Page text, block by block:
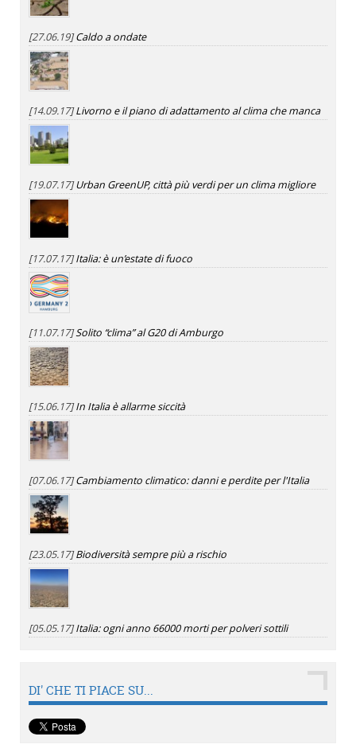
[27.06.19]Caldo a ondate
[14.09.17]Livorno e il piano di adattamento al clima che manca
[19.07.17]Urban GreenUP, città più verdi per un clima migliore
[17.07.17]Italia: è un’estate di fuoco
[11.07.17]Solito “clima” al G20 di Amburgo
[15.06.17]In Italia è allarme siccità
[07.06.17]Cambiamento climatico: danni e perdite per l'Italia
[23.05.17]Biodiversità sempre più a rischio
[05.05.17]Italia: ogni anno 66000 morti per polveri sottili
DI' CHE TI PIACE SU...